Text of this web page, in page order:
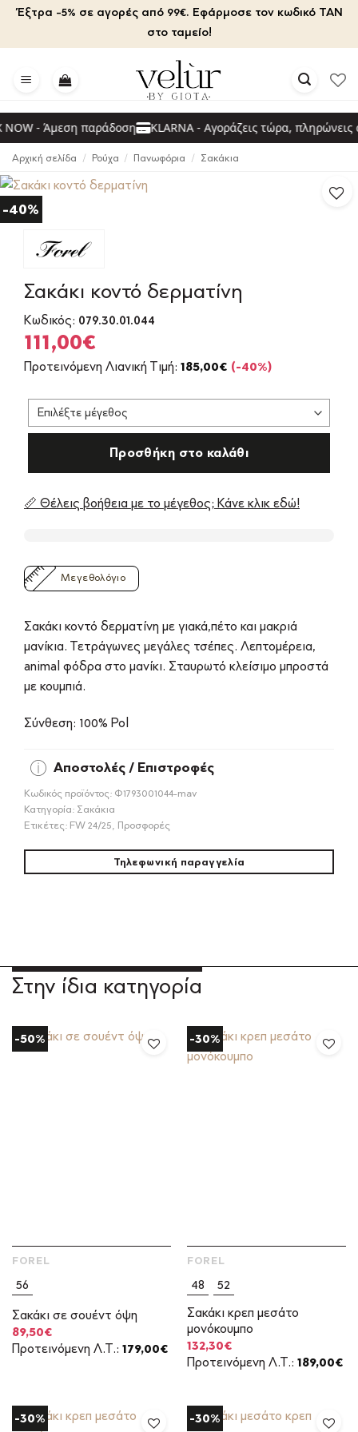
Μετάβαση
περιεχόμενο
Έξτρα -5% σε αγορές από 99€. Εφάρμοσε τον κωδικό TAN
στο ταμείο!
- Άμεση παράδοση KLARNA - Αγοράζεις τώρα, πληρώνεις
Αρχική σελίδα / Ρούχα / Πανωφόρια / Σακάκια
-40%
Σακάκι κοντό δερματίνη
Κωδικός: 079.30.01.044
Original
price
185,00€.
111,00€Η
τρέχουσα
είναι:
111,00€.
Προτεινόμενη Λιανική Τιμή: 185,00€ (-40%)
Προσθήκη στο καλάθι
📏 Θέλεις βοήθεια με το μέγεθος; Κάνε κλικ εδώ!
Μεγεθολόγιο
Σακάκι κοντό δερματίνη με γιακά,πέτο και μακριά
μανίκια. Τετράγωνες μεγάλες τσέπες. Λεπτομέρεια,
animal φόδρα στο μανίκι. Σταυρωτό κλείσιμο μπροστά
με κουμπιά.
Σύνθεση: 100% Pol
Αποστολές / Επιστροφές
Κωδικός προϊόντος: Φ1793001044-mav
Κατηγορία: Σακάκια
Ετικέτες: FW 24/25 Προσφορές
Τηλεφωνική παραγγελία
Στην ίδια κατηγορία
-50%
56
Σακάκι σε σουέντ όψη
FOREL
Original
price
was:
89,50€Η
τρέχουσα
τιμή
Προτεινόμενη Λ.Τ.: 179,00€
-30%
48
52
Σακάκι κρεπ μεσάτο
μονόκουμπο
FOREL
Original
price
was:
132,30€Η
τρέχουσα
τιμή
Προτεινόμενη Λ.Τ.: 189,00€
-30% -30%